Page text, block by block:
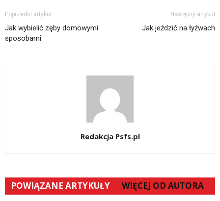
Poprzedni artykuł
Jak wybielić zęby domowymi
sposobami
Następny artykuł
Jak jeździć na łyżwach
Redakcja Psfs.pl
POWIĄZANE ARTYKUŁY WIĘCEJ OD AUTORA